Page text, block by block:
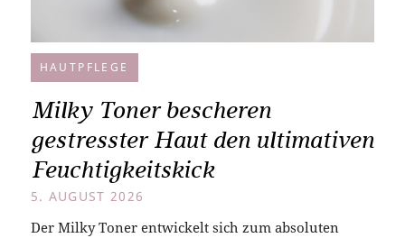
HAUTPFLEGE
Milky Toner bescheren
gestresster Haut den ultimativen
Feuchtigkeitskick
5. AUGUST 2026
Der Milky Toner entwickelt sich zum absoluten